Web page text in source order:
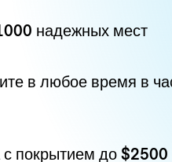
надежных мест
в любое время в
покрытием до$2500